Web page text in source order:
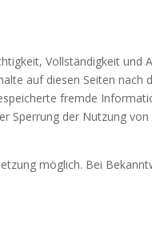
Vollständigkeit und
auf diesen Seiten nach
fremde
Sperrung der Nutzung
möglich. Bei